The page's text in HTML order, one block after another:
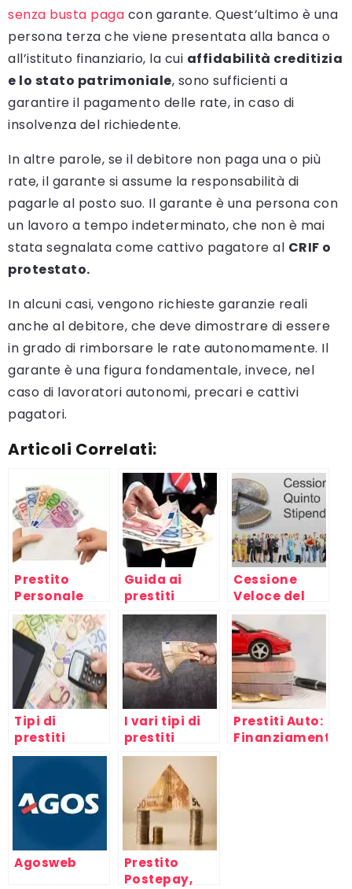
senza busta paga con garante. Quest’ultimo è una
persona terza che viene presentata alla banca o
all’istituto finanziario, la cui affidabilità creditizia
e lo stato patrimoniale, sono sufficienti a
garantire il pagamento delle rate, in caso di
insolvenza del richiedente.
In altre parole, se il debitore non paga una o più
rate, il garante si assume la responsabilità di
pagarle al posto suo. Il garante è una persona con
un lavoro a tempo indeterminato, che non è mai
stata segnalata come cattivo pagatore al CRIF o
protestato.
In alcuni casi, vengono richieste garanzie reali
anche al debitore, che deve dimostrare di essere
in grado di rimborsare le rate autonomamente. Il
garante è una figura fondamentale, invece, nel
caso di lavoratori autonomi, precari e cattivi
pagatori.
Articoli Correlati:
Prestito
Personale
Guida ai
prestiti
personali
Cessione
Veloce del
Quinto dello
Stipendio
online
Tipi di
prestiti
online
paga, per
protestati,
pagatori,
casalinghe
I vari tipi di
prestiti
finanziari
Prestiti Auto:
Finanziamenti
Agosweb
Prestito
Postepay,